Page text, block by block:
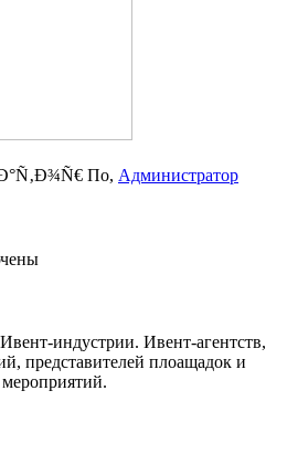
По, Администратор
индустрии. Ивент-агентств,
представителей плоащадок и
мероприятий.